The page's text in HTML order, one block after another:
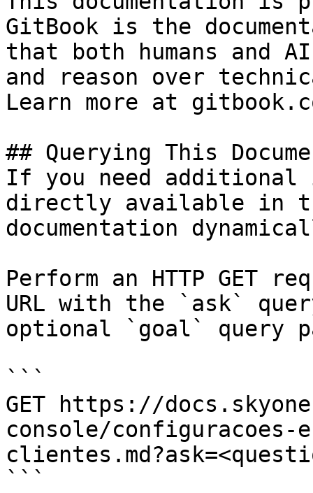
GitBook is the
that both humans and
and reason over
Learn more at
## Querying This
If you need
directly available in
documentation
Perform an HTTP GET
URL with the `ask`
optional `goal` query
```
GET https://
console/
```